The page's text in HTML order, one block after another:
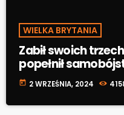
WIELKA BRYTANIA
Zabił swoich
popełnił
today 2 WRZEŚNIA, 2024